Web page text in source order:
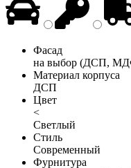
Фасад
на выбор (ДСП,
Материал корпуса
ДСП
Цвет
<
Светлый
Стиль
Современный
Фурнитура